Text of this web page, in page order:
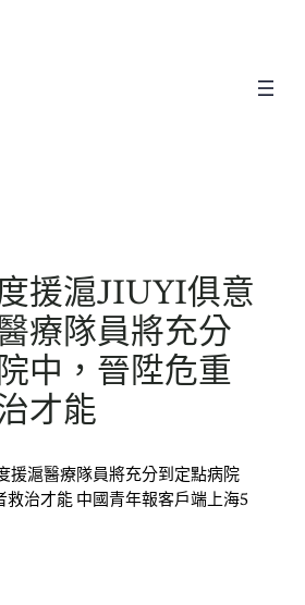
援滬JIUYI俱意
療隊員將充分
中，晉陞危重
才能
援滬醫療隊員將充分到定點病院
救治才能 中國青年報客戶端上海5